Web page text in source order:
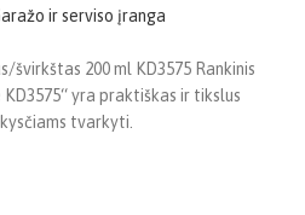
ir serviso įranga
švirkštas 200 ml KD3575 Rankinis
yra praktiškas ir tikslus
tvarkyti.